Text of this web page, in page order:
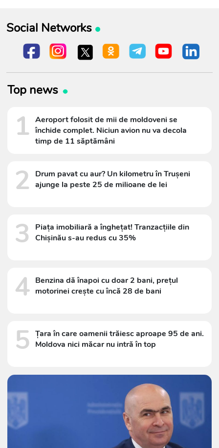
Social Networks
Top news
1 Aeroport folosit de mii de moldoveni se
închide complet. Niciun avion nu va decola
timp de 11 săptămâni
2
Drum pavat cu aur? Un kilometru în Trușeni
ajunge la peste 25 de milioane de lei
3
Piața imobiliară a înghețat! Tranzacțiile din
Chișinău s-au redus cu 35%
4 Benzina dă înapoi cu doar 2 bani, prețul
motorinei crește cu încă 28 de bani
5 Țara în care oamenii trăiesc aproape 95 de ani.
Moldova nici măcar nu intră în top